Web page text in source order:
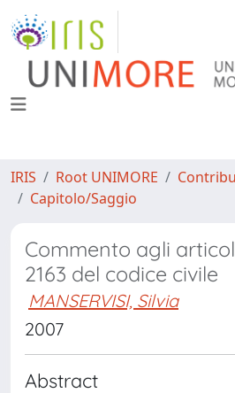
IRIS Root UNIMORE
Capitolo/Saggio
Commento agli
2163 del codice civile
MANSERVISI, Silvia
2007
Abstract